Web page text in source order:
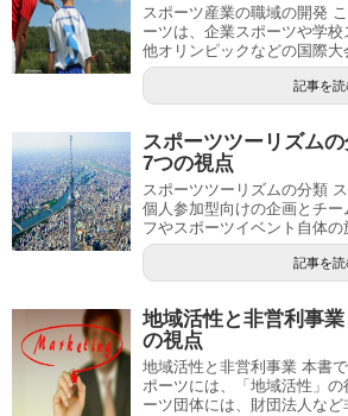
スポーツ産業の職域の開発
ーツは、企業スポーツや学
他オリンピックなどの国際
記事を読
スポーツツーリズム
7つの視点
スポーツツーリズムの分類
個人参加型向けの企画とチ
フやスポーツイベント自体
記事を読
地域活性と非営利事
の視点
地域活性と非営利事業 本書
ポーツには、「地域活性」
ーツ団体には、財団法人など